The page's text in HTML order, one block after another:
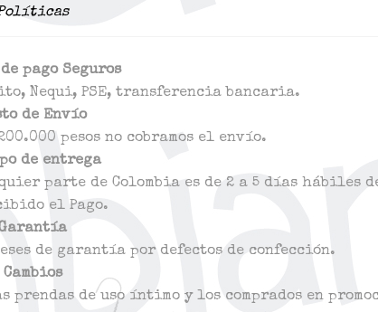
pago Seguros
Nequi, PSE, transferencia bancaria.
de Envío
pesos no cobramos el envío.
de entrega
parte de Colombia es de 2 a 5 días hábiles
el Pago.
de garantía por defectos de confección.
Cambios
de uso íntimo y los comprados en